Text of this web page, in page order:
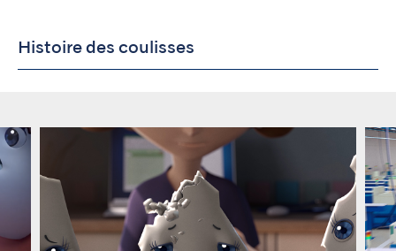
Histoire des coulisses